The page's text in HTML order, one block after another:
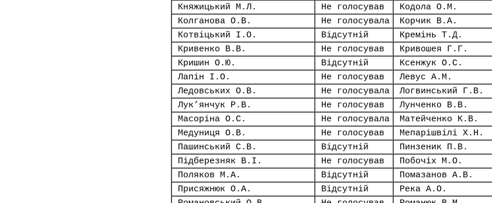
Княжицький М.Л.
Не голосував Кодола О.М.
Колганова О.В.
Не голосувала Корчик В.А.
Котвіцький І.О.
Відсутній Кремінь Т.Д.
Кривенко В.В.
Не голосував Кривошея Г.Г.
Кришин О.Ю.
Відсутній Ксенжук О.С.
Лапін І.О.
Не голосував Левус А.М.
Ледовських О.В.
Не голосувала Логвинський Г.В.
Лук’янчук Р.В.
Не голосував Лунченко В.В.
Масоріна О.С.
Не голосувала Матейченко К.В.
Медуниця О.В.
Не голосував Мепарішвілі Х.Н.
Пашинський С.В.
Відсутній Пинзеник П.В.
Підберезняк В.І.
Не голосував Побочіх М.О.
Поляков М.А.
Відсутній Помазанов А.В.
Присяжнюк О.А.
Відсутній Река А.О.